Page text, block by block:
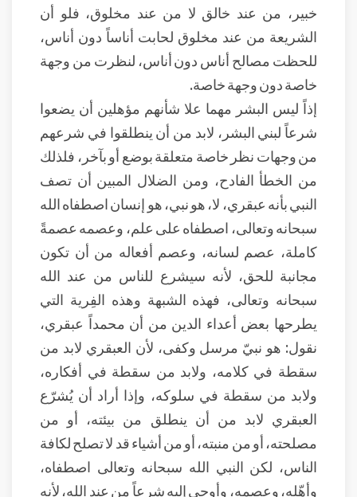
خبير، من عند خالق لا من عند مخلوق، فلو أن
الشريعة من عند مخلوق لحابت أناساً دون أناس،
للحظت مصالح أناس دون أناس، لنظرت من وجهة
خاصة دون وجهة خاصة.
إذاً ليس البشر مهما علا شأنهم مؤهلين أن يضعوا
شرعاً لبني البشر، لابد من أن ينطلقوا في شرعهم
من وجهات نظر خاصة متعلقة بوضع أو بآخر، فلذلك
من الخطأ الفادح، ومن الضلال المبين أن تصف
النبي بأنه عبقري، لا، هو نبي، هو إنسان اصطفاه الله
سبحانه وتعالى، اصطفاه على علم، وعصمه عصمةً
كاملة، عصم لسانه، وعصم أفعاله من أن تكون
مجانبة للحق، لأنه سيشرع للناس من عند الله
سبحانه وتعالى، فهذه الشبهة وهذه الفِرية التي
يطرحها بعض أعداء الدين من أن محمداً عبقري،
نقول: هو نبيّ مرسل وكفى، لأن العبقري لابد من
سقطة في كلامه، ولابد من سقطة في أفكاره،
ولابد من سقطة في سلوكه، وإذا أراد أن يُشرّع
العبقري لابد من أن ينطلق من بيئته، أو من
مصلحته، أو من منبته، أو من أشياء قد لا تصلح لكافة
الناس، لكن النبي الله سبحانه وتعالى اصطفاه،
وأهّله، وعصمه، وأوحى إليه شرعاً من عند الله، لأنه